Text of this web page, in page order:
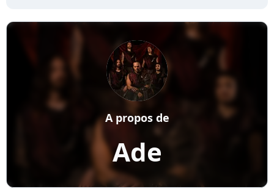
Ade
A propos de